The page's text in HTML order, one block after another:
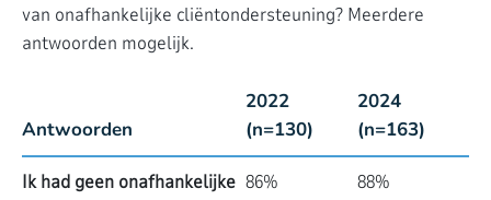
van onafhankelijke cliëntondersteuning? Meerdere
antwoorden mogelijk.
Antwoorden
2022
(n=130)
2024
(n=163)
Ik had geen onafhankelijke 86% 88%